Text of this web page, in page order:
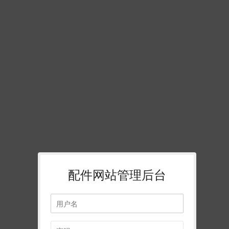
配件网站管理后台